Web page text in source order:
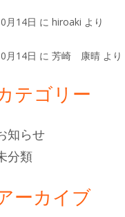
月14日 にhiroaki より
月14日 に芳崎 康晴 より
テゴリー
知らせ
分類
ーカイブ